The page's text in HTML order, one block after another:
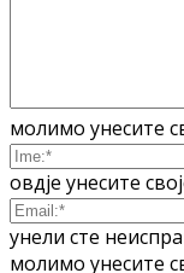
молимо унесите
овдје унесите
унели сте
молимо унесите